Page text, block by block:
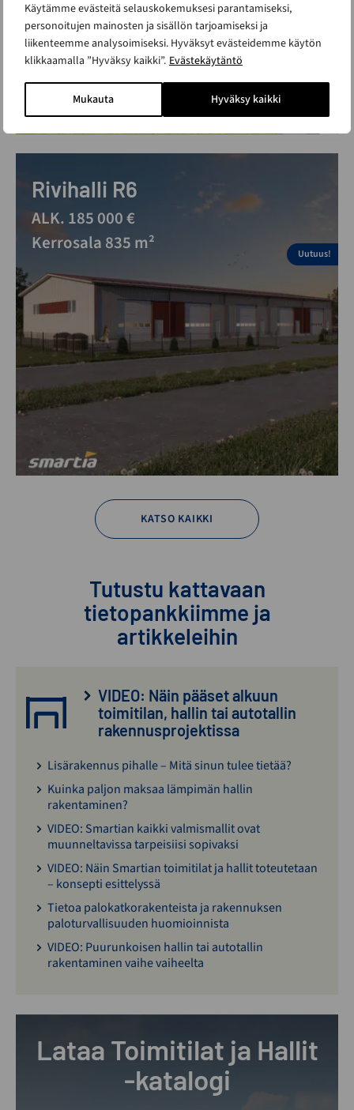
Käytämme evästeitä selauskokemuksesi parantamiseksi,
personoitujen mainosten ja sisällön tarjoamiseksi ja
liikenteemme analysoimiseksi. Hyväksyt evästeidemme käytön
klikkaamalla ”Hyväksy kaikki”. Evästekäytäntö
Mukauta Hyväksy kaikki
Rivihalli R6
ALK. 185 000 €
Kerrosala 835 m²
Uutuus!
KATSO KAIKKI
Tutustu kattavaan
tietopankkiimme ja
artikkeleihin
VIDEO: Näin pääset alkuun
toimitilan, hallin tai autotallin
rakennusprojektissa
Lisärakennus pihalle – Mitä sinun tulee tietää?
Kuinka paljon maksaa lämpimän hallin
rakentaminen?
VIDEO: Smartian kaikki valmismallit ovat
muunneltavissa tarpeisiisi sopivaksi
VIDEO: Näin Smartian toimitilat ja hallit toteutetaan
– konsepti esittelyssä
Tietoa palokatkorakenteista ja rakennuksen
paloturvallisuuden huomioinnista
VIDEO: Puurunkoisen hallin tai autotallin
rakentaminen vaihe vaiheelta
Lataa Toimitilat ja Hallit
-katalogi